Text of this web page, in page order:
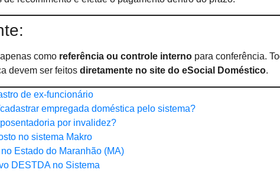
como referência ou controle interno para conferência.
devem ser feitos diretamente no site do eSocial Doméstico.
de ex-funcionário
empregada doméstica pelo sistema?
por invalidez?
no sistema Makro
Estado do Maranhão (MA)
DESTDA no Sistema